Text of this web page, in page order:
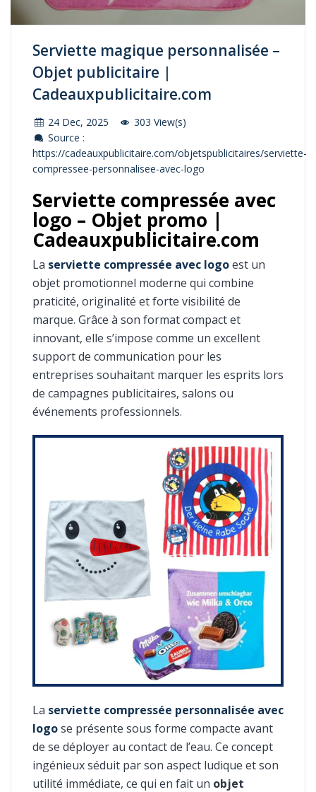
Serviette magique personnalisée –
Objet publicitaire |
Cadeauxpublicitaire.com
24 Dec, 2025
303 View(s)
Source :
https://cadeauxpublicitaire.com/objetspublicitaires/serviette-
compressee-personnalisee-avec-logo
Serviette compressée avec
logo – Objet promo |
Cadeauxpublicitaire.com
La serviette compressée avec logoest un
objet promotionnel moderne qui combine
praticité, originalité et forte visibilité de
marque. Grâce à son format compact et
innovant, elle s’impose comme un excellent
support de communication pour les
entreprises souhaitant marquer les esprits lors
de campagnes publicitaires, salons ou
événements professionnels.
La serviette compressée personnalisée avec
logose présente sous forme compacte avant
de se déployer au contact de l’eau. Ce concept
ingénieux séduit par son aspect ludique et son
utilité immédiate, ce qui en fait un objet